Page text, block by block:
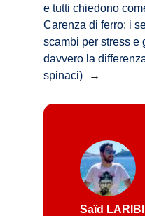
e tutti chiedono
Carenza di ferro: i
scambi per stress e
davvero la
spinaci)
→
Saïd LARIBI